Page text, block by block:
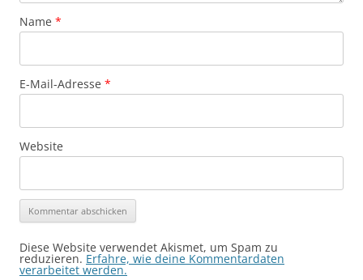
Name *
E-Mail-Adresse *
Website
Diese Website verwendet Akismet, um Spam zu
reduzieren. Erfahre, wie deine Kommentardaten
verarbeitet werden.